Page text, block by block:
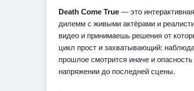
Death Come True — это
дилемм с живыми актёрами и
видео и принимаешь решения от
цикл прост и захватывающий:
прошлое смотрится иначе и
напряжении до последней сцены.